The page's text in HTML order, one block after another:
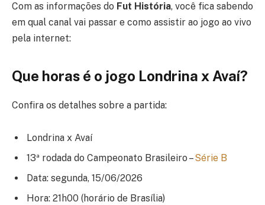
Com as informações do Fut História, você fica sabendo
em qual canal vai passar e como assistir ao jogo ao vivo
pela internet:
Que horas é o jogo Londrina x Avaí?
Confira os detalhes sobre a partida:
Londrina x Avaí
13ª rodada do Campeonato Brasileiro –Série B
Data: segunda, 15/06/2026
Hora: 21h00 (horário de Brasília)